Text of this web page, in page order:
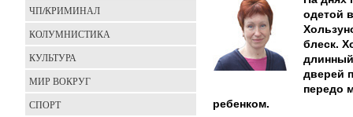
одетой
блеск.
дверей
передо
ребенком.
ЧП/КРИМИНАЛ
КОЛУМНИСТИКА
КУЛЬТУРА
МИР ВОКРУГ
СПОРТ